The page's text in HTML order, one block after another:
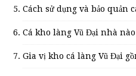
Cách sử dụng và bảo quản
Cá kho làng Vũ Đại nhà
Gia vị kho cá làng Vũ Đại